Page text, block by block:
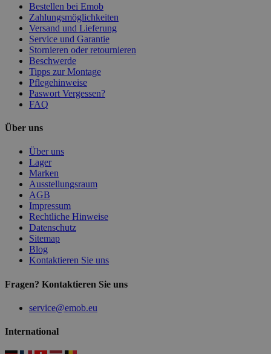
Bestellen bei Emob
Zahlungsmöglichkeiten
Versand und Lieferung
Service und Garantie
Stornieren oder retournieren
Beschwerde
Tipps zur Montage
Pflegehinweise
Paswort Vergessen?
FAQ
Über uns
Über uns
Lager
Marken
Ausstellungsraum
AGB
Impressum
Rechtliche Hinweise
Datenschutz
Sitemap
Blog
Kontaktieren Sie uns
Fragen? Kontaktieren Sie uns
service@emob.eu
International